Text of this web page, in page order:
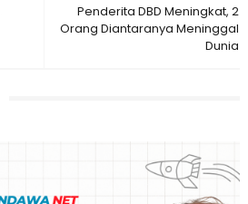
Penderita DBD Meningkat, 2
Orang Diantaranya Meninggal
Dunia